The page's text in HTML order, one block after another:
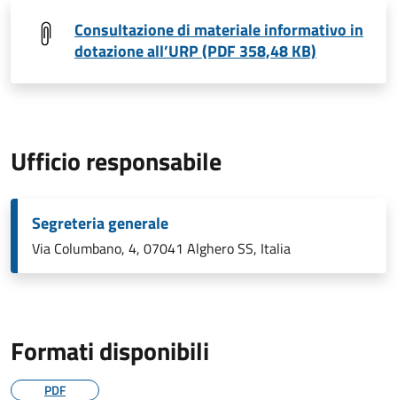
Consultazione di materiale informativo in
dotazione all’URP (PDF 358,48 KB)
Ufficio responsabile
Segreteria generale
Via Columbano, 4, 07041 Alghero SS, Italia
Formati disponibili
PDF